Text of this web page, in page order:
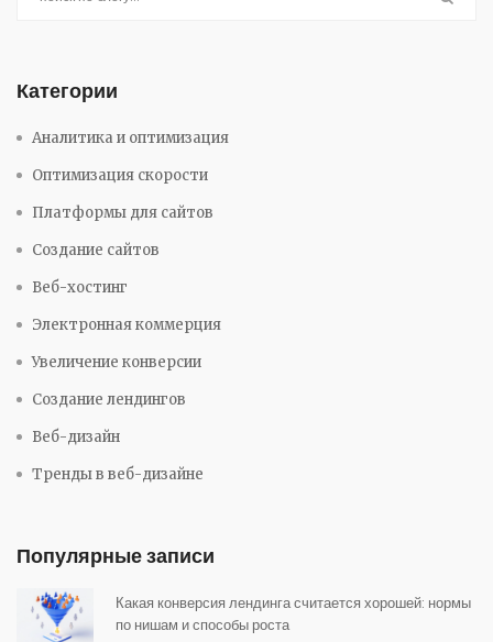
Категории
Аналитика и оптимизация
Оптимизация скорости
Платформы для сайтов
Создание сайтов
Веб-хостинг
Электронная коммерция
Увеличение конверсии
Создание лендингов
Веб-дизайн
Тренды в веб-дизайне
Популярные записи
Какая конверсия лендинга считается хорошей: нормы
по нишам и способы роста